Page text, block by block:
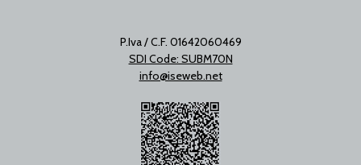
P.Iva / C.F. 01642060469
SDI Code: SUBM70N
info@iseweb.net